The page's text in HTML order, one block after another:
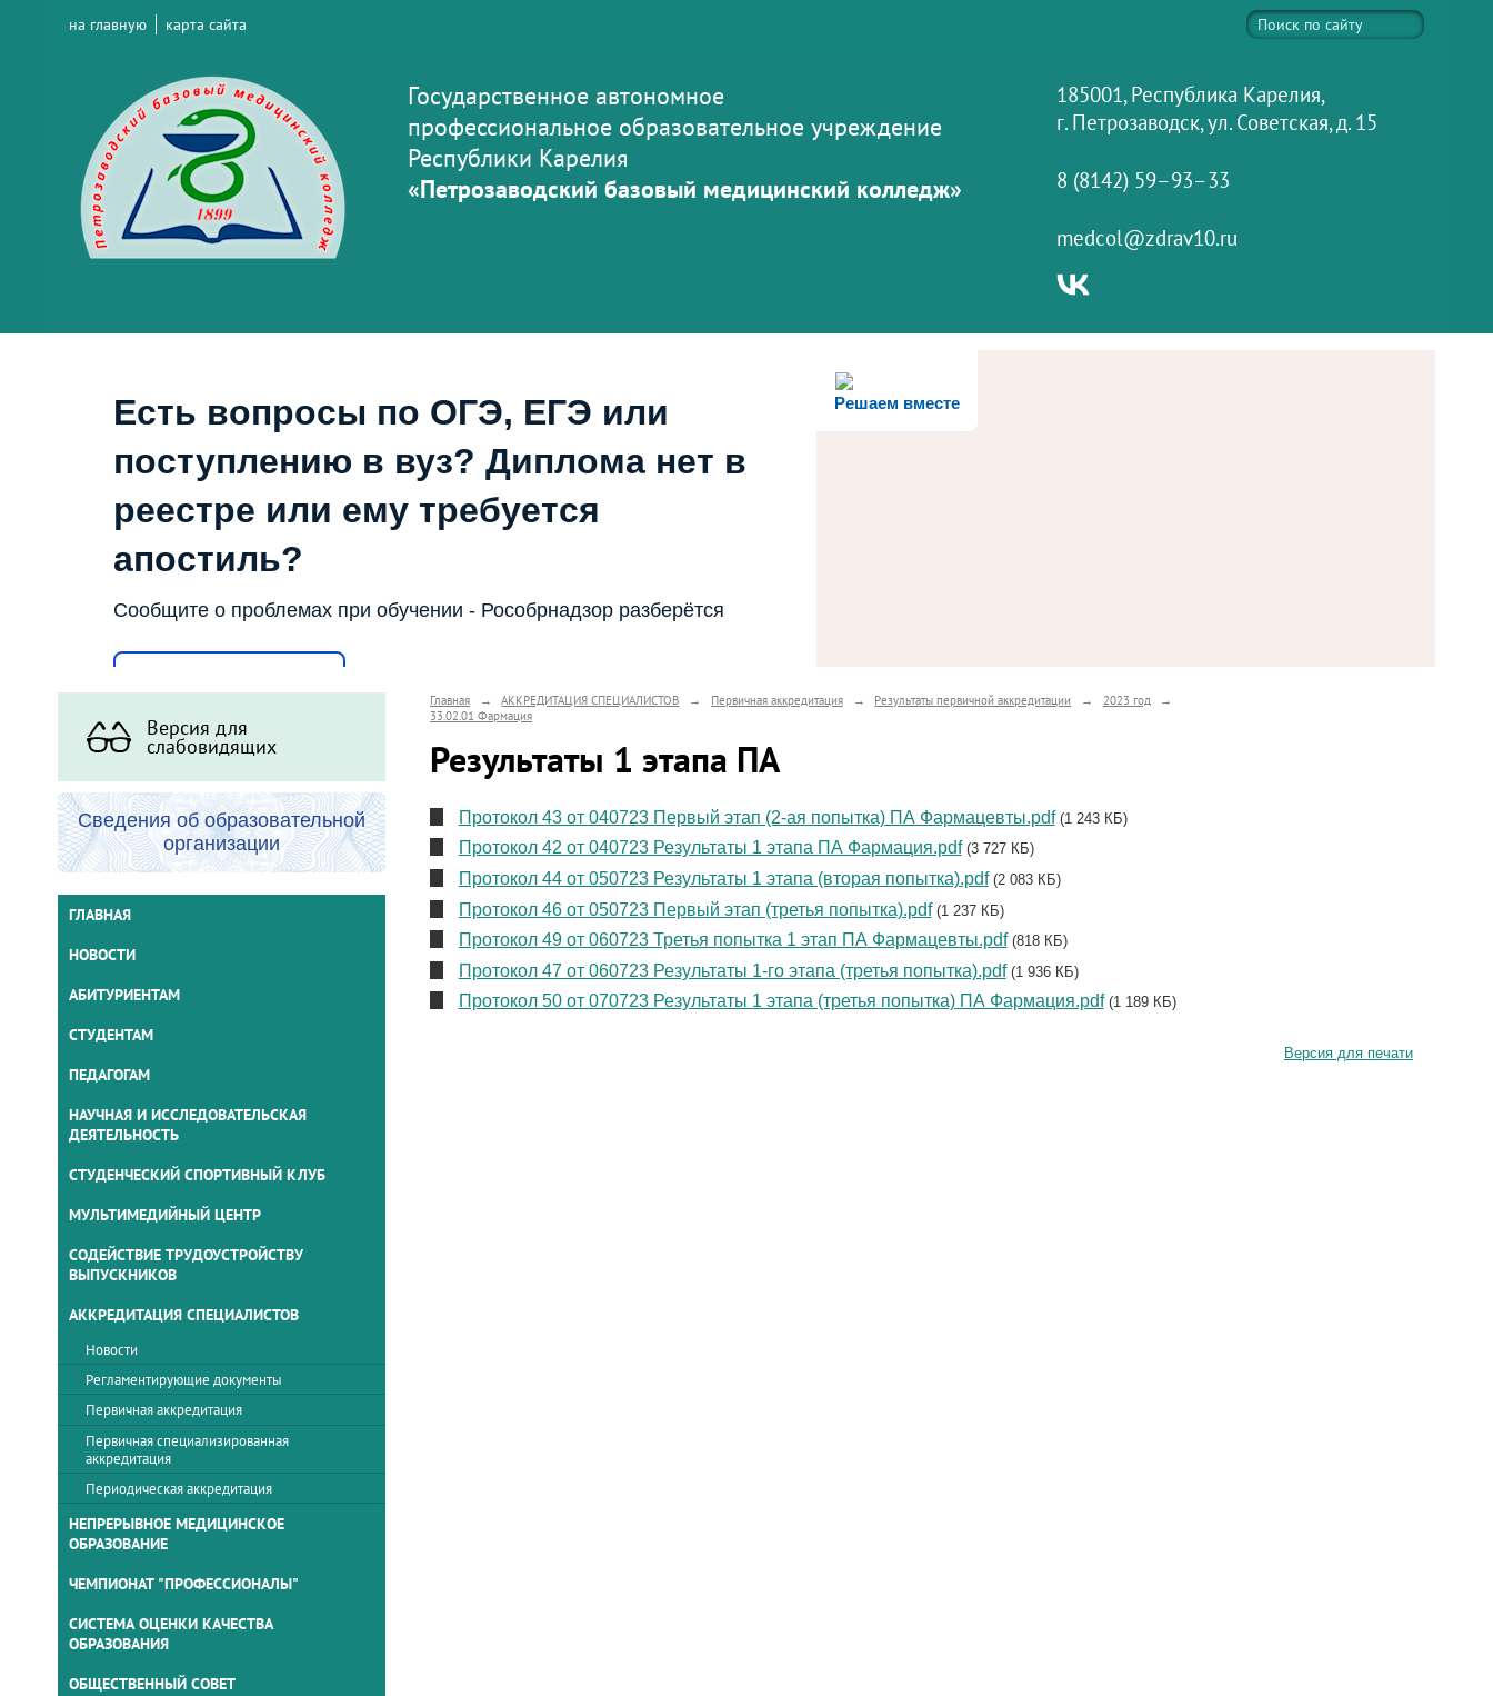
на главную карта сайта
Государственное автономное
профессиональное образовательное учреждение
Республики Карелия
«Петрозаводский базовый медицинский колледж»
185001, Республика Карелия,
г. Петрозаводск, ул. Советская, д. 15
8 (8142) 59–93–33
medcol@zdrav10.ru
Решаем вместе
Есть вопросы по ОГЭ, ЕГЭ или
поступлению в вуз? Диплома нет в
реестре или ему требуется
апостиль?
Сообщите о проблемах при обучении - Рособрнадзор разберётся
Версия для
слабовидящих
Сведения об образовательной
организации
ГЛАВНАЯ
НОВОСТИ
АБИТУРИЕНТАМ
СТУДЕНТАМ
ПЕДАГОГАМ
НАУЧНАЯ И ИССЛЕДОВАТЕЛЬСКАЯ
ДЕЯТЕЛЬНОСТЬ
СТУДЕНЧЕСКИЙ СПОРТИВНЫЙ КЛУБ
МУЛЬТИМЕДИЙНЫЙ ЦЕНТР
СОДЕЙСТВИЕ ТРУДОУСТРОЙСТВУ
ВЫПУСКНИКОВ
АККРЕДИТАЦИЯ СПЕЦИАЛИСТОВ
Новости
Регламентирующие документы
Первичная аккредитация
Первичная специализированная
аккредитация
Периодическая аккредитация
НЕПРЕРЫВНОЕ МЕДИЦИНСКОЕ
ОБРАЗОВАНИЕ
ЧЕМПИОНАТ "ПРОФЕССИОНАЛЫ"
СИСТЕМА ОЦЕНКИ КАЧЕСТВА
ОБРАЗОВАНИЯ
ОБЩЕСТВЕННЫЙ СОВЕТ
Главная → АККРЕДИТАЦИЯ СПЕЦИАЛИСТОВ → Первичная аккредитация → Результаты первичной аккредитации → 2023 год
→
33.02.01 Фармация
Результаты 1 этапа ПА
Протокол 43 от 040723 Первый этап (2-ая попытка) ПА Фармацевты.pdf (1 243 КБ)
Протокол 42 от 040723 Результаты 1 этапа ПА Фармация.pdf (3 727 КБ)
Протокол 44 от 050723 Результаты 1 этапа (вторая попытка).pdf (2 083 КБ)
Протокол 46 от 050723 Первый этап (третья попытка).pdf (1 237 КБ)
Протокол 49 от 060723 Третья попытка 1 этап ПА Фармацевты.pdf (818 КБ)
Протокол 47 от 060723 Результаты 1-го этапа (третья попытка).pdf (1 936 КБ)
Протокол 50 от 070723 Результаты 1 этапа (третья попытка) ПА Фармация.pdf (1 189 КБ)
Версия для печати